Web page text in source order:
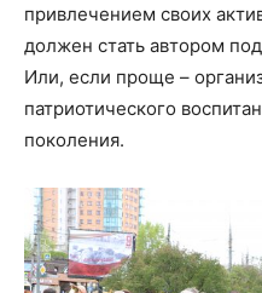
привлечением своих
должен стать автором
Или, если проще –
патриотического
поколения.